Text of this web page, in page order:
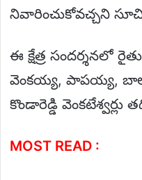
నివారించుకోవచ్చని
ఈ క్షేత్ర సందర్శనలో
వెంకయ్య, పాపయ్య,
కొండారెడ్డి వెంకటేశ్వర్లు
MOST READ :